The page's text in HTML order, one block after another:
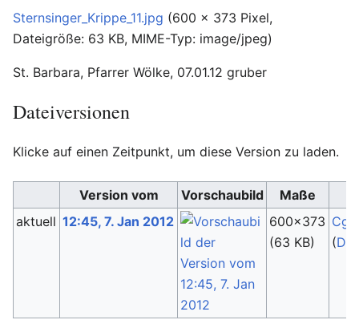
Sternsinger_Krippe_11.jpg (600 × 373 Pixel,
Dateigröße: 63 KB, MIME-Typ: image/jpeg)
St. Barbara, Pfarrer Wölke, 07.01.12 gruber
Dateiversionen
Klicke auf einen Zeitpunkt, um diese Version zu laden.
Version vom Vorschaubild
Maße
aktuell 12:45, 7. Jan 2012
600×373
(63 KB)
(